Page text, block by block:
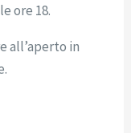
ore 18.
all’aperto in